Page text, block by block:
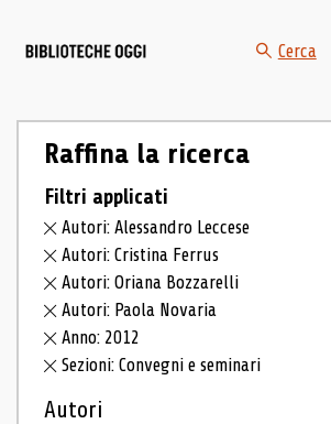
Cerca
Raffina la ricerca
Filtri applicati
Autori: Alessandro Leccese
Autori: Cristina Ferrus
Autori: Oriana Bozzarelli
Autori: Paola Novaria
Anno: 2012
Sezioni: Convegni e seminari
Autori